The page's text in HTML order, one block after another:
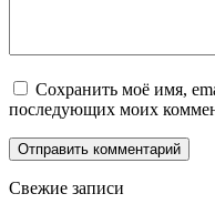
Сохранить моё имя,
последующих моих
Свежие записи